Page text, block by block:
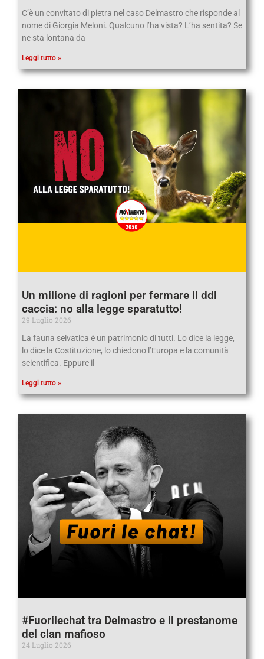
C’è un convitato di pietra nel caso Delmastro che risponde al
nome di Giorgia Meloni. Qualcuno l’ha vista? L’ha sentita? Se
ne sta lontana da
Leggi tutto »
Un milione di ragioni per fermare il ddl
caccia: no alla legge sparatutto!
29 Luglio 2026
La fauna selvatica è un patrimonio di tutti. Lo dice la legge,
lo dice la Costituzione, lo chiedono l’Europa e la comunità
scientifica. Eppure il
Leggi tutto »
#Fuorilechat tra Delmastro e il prestanome
del clan mafioso
24 Luglio 2026